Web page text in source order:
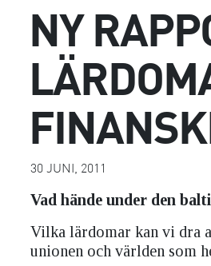
NY
30 JUNI, 2011
Vad hände under den
Vilka lärdomar kan vi dra
unionen och världen som